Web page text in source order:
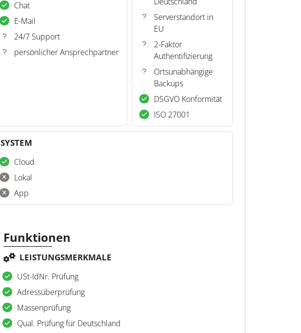
Chat
E-Mail
24/7 Support
persönlicher Ansprechpartner
Serverstandort in
EU
2-Faktor
Authentifizierung
Ortsunabhängige
Backups
DSGVO Konformität
ISO 27001
SYSTEM
Cloud
Lokal
App
Funktionen
LEISTUNGSMERKMALE
USt-IdNr. Prüfung
Adressüberprüfung
Massenprüfung
Qual. Prüfung für Deutschland